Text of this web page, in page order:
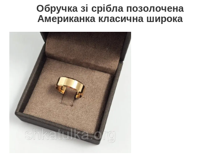
Обручка зі срібла позолочена
Американка класична широка